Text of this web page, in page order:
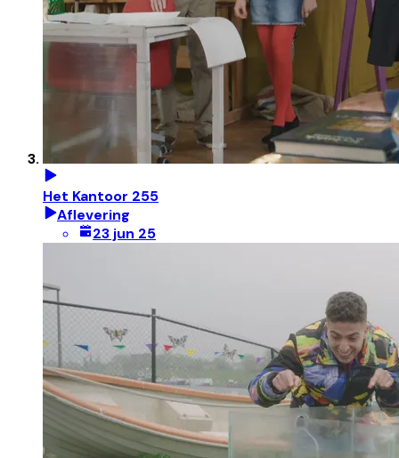
Het Kantoor 255
Aflevering
23 jun 25